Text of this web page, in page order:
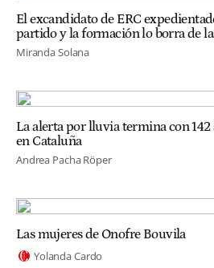
El excandidato de ERC
partido y la formación lo borra de
Miranda Solana
La alerta por lluvia termina con 142
en Cataluña
Andrea Pacha Röper
Las mujeres de Onofre Bouvila
Yolanda Cardo